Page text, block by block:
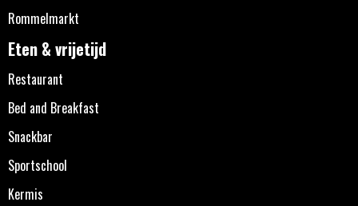
Rommelmarkt
Eten & vrijetijd
Restaurant
Bed and Breakfast
Snackbar
Sportschool
Kermis